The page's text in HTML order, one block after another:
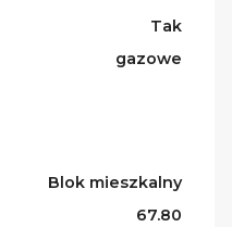
Tak
gazowe
Blok mieszkalny
67.80